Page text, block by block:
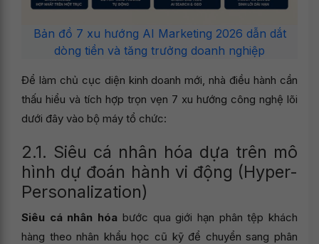
Bản đồ 7 xu hướng AI Marketing 2026 dẫn dắt
dòng tiền và tăng trưởng doanh nghiệp
Để làm chủ cục diện kinh doanh mới, nhà điều hành cần
thấu hiểu và tích hợp trọn vẹn 7 xu hướng công nghệ lõi
dưới đây vào bộ máy tổ chức:
2.1. Siêu cá nhân hóa dựa trên mô
hình dự đoán hành vi động (Hyper-
Personalization)
Siêu cá nhân hóa bước qua giới hạn phân tệp khách
hàng theo nhân khẩu học cũ kỹ để chuyển sang phân